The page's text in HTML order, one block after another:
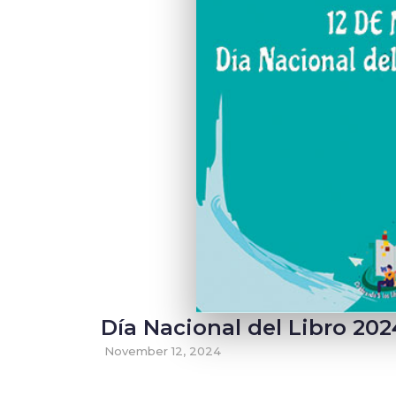
Día Nacional del Libro
November 12, 2024